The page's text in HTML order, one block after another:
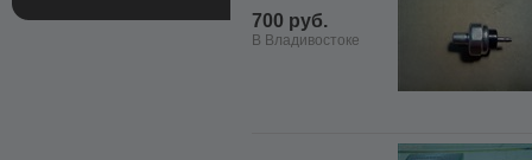
700 руб.
В Владивостоке